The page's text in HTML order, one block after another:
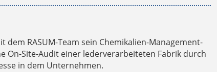
RASUM-Team sein Chemikalien-Management-
On-Site-Audit einer lederverarbeiteten Fabrik durch
in dem Unternehmen.